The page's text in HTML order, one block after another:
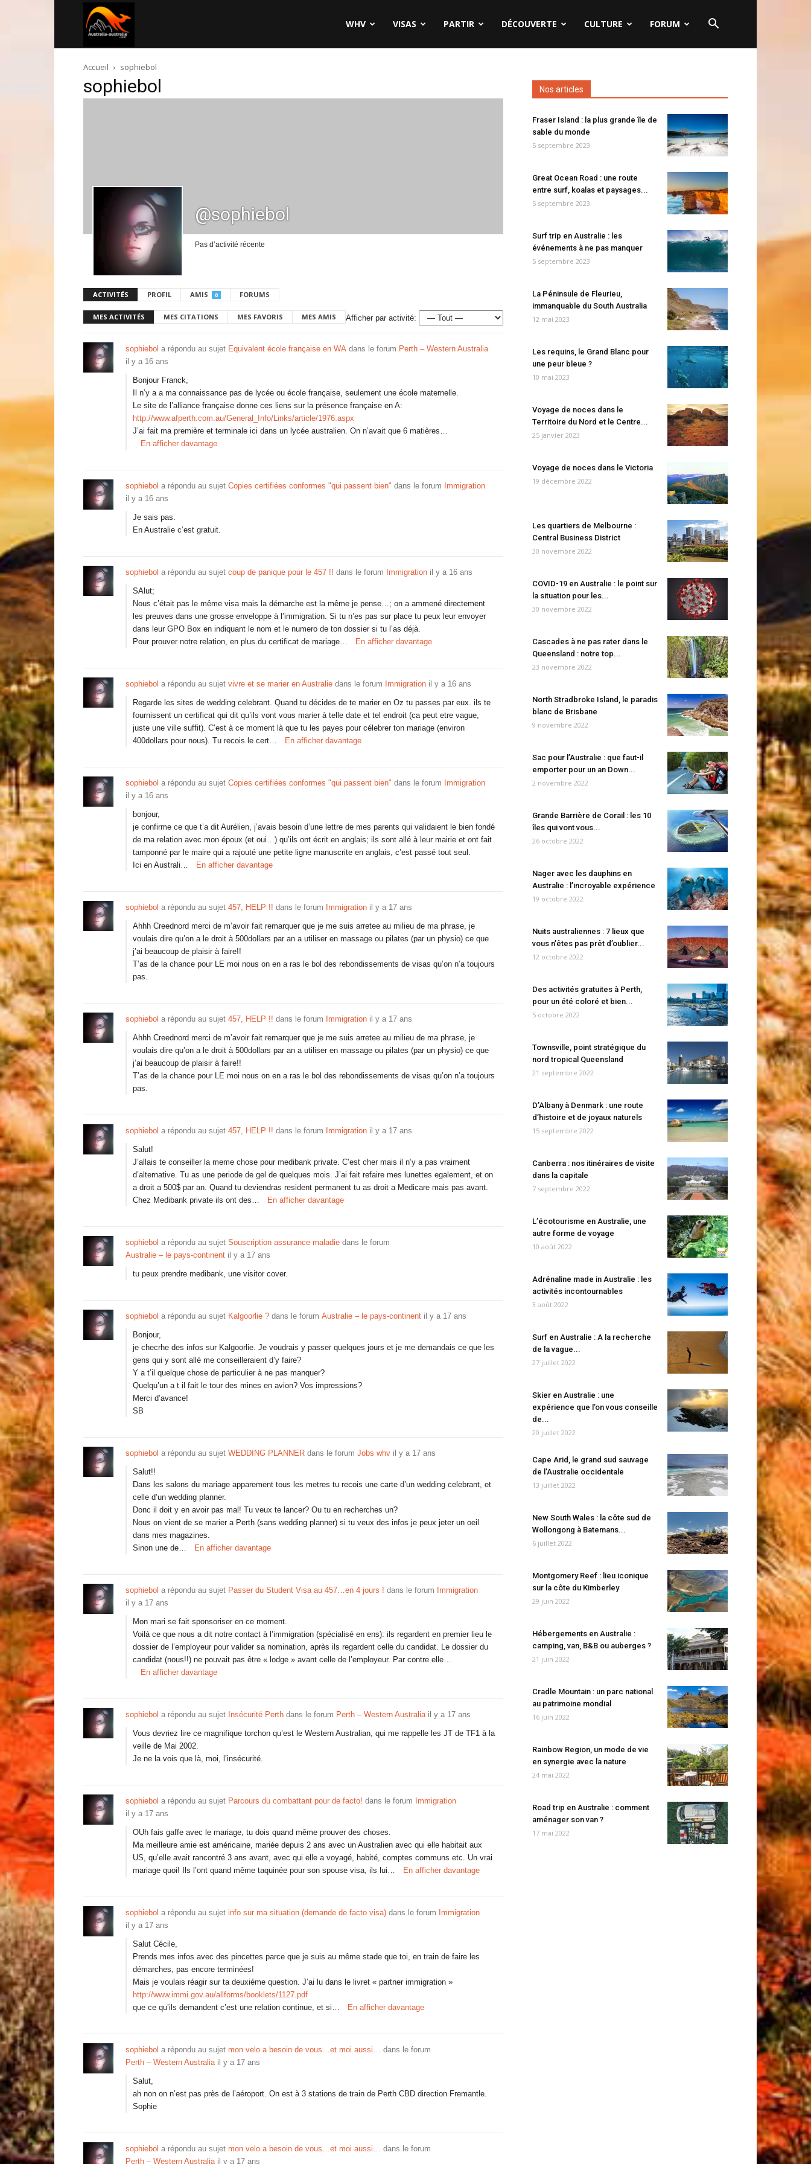
australie.com
WHV VISAS PARTIR DÉCOUVERTE CULTURE FORUM
Accueil sophiebol
sophiebol
@sophiebol
Pas d’activité récente
ACTIVITÉS PROFIL AMIS 0 FORUMS
MES ACTIVITÉS MES CITATIONS MES FAVORIS MES AMIS Afficher par activité:
sophiebol a répondu au sujet Equivalent école française en WA dans le forum Perth – Western Australia
il y a 16 ans
Bonjour Franck,
Il n’y a a ma connaissance pas de lycée ou école française, seulement une école maternelle.
Le site de l’alliance française donne ces liens sur la présence française en A:
http://www.afperth.com.au/General_Info/Links/article/1976.aspx
J’ai fait ma première et terminale ici dans un lycée australien. On n’avait que 6 matières…
En afficher davantage
sophiebol a répondu au sujet Copies certifiées conformes "qui passent bien" dans le forum Immigration
il y a 16 ans
Je sais pas.
En Australie c’est gratuit.
sophiebol a répondu au sujet coup de panique pour le 457 !! dans le forum Immigration il y a 16 ans
SAlut;
Nous c’était pas le même visa mais la démarche est la même je pense…; on a ammené directement
les preuves dans une grosse enveloppe à l’immigration. Si tu n’es pas sur place tu peux leur envoyer
dans leur GPO Box en indiquant le nom et le numero de ton dossier si tu l’as déjà.
Pour prouver notre relation, en plus du certificat de mariage…
En afficher davantage
sophiebol a répondu au sujet vivre et se marier en Australie dans le forum Immigration il y a 16 ans
Regarde les sites de wedding celebrant. Quand tu décides de te marier en Oz tu passes par eux. ils te
fournissent un certificat qui dit qu’ils vont vous marier à telle date et tel endroit (ca peut etre vague,
juste une ville suffit). C’est à ce moment là que tu les payes pour célebrer ton mariage (environ
400dollars pour nous). Tu recois le cert…
En afficher davantage
sophiebol a répondu au sujet Copies certifiées conformes "qui passent bien" dans le forum Immigration
il y a 16 ans
bonjour,
je confirme ce que t’a dit Aurélien, j’avais besoin d’une lettre de mes parents qui validaient le bien fondé
de ma relation avec mon époux (et oui…) qu’ils ont écrit en anglais; ils sont allé à leur mairie et ont fait
tamponné par le maire qui a rajouté une petite ligne manuscrite en anglais, c’est passé tout seul.
Ici en Australi…
En afficher davantage
sophiebol a répondu au sujet 457, HELP !! dans le forum Immigration il y a 17 ans
Ahhh Creednord merci de m’avoir fait remarquer que je me suis arretee au milieu de ma phrase, je
voulais dire qu’on a le droit à 500dollars par an a utiliser en massage ou pilates (par un physio) ce que
j’ai beaucoup de plaisir à faire!!
T’as de la chance pour LE moi nous on en a ras le bol des rebondissements de visas qu’on n’a toujours
pas.
sophiebol a répondu au sujet 457, HELP !! dans le forum Immigration il y a 17 ans
Ahhh Creednord merci de m’avoir fait remarquer que je me suis arretee au milieu de ma phrase, je
voulais dire qu’on a le droit à 500dollars par an a utiliser en massage ou pilates (par un physio) ce que
j’ai beaucoup de plaisir à faire!!
T’as de la chance pour LE moi nous on en a ras le bol des rebondissements de visas qu’on n’a toujours
pas.
sophiebol a répondu au sujet 457, HELP !! dans le forum Immigration il y a 17 ans
Salut!
J’allais te conseiller la meme chose pour medibank private. C’est cher mais il n’y a pas vraiment
d’alternative. Tu as une periode de gel de quelques mois. J’ai fait refaire mes lunettes egalement, et on
a droit a 500$ par an. Quand tu deviendras resident permanent tu as droit a Medicare mais pas avant.
Chez Medibank private ils ont des…
En afficher davantage
sophiebol a répondu au sujet Souscription assurance maladie dans le forum
Australie – le pays-continent il y a 17 ans
tu peux prendre medibank, une visitor cover.
sophiebol a répondu au sujet Kalgoorlie ? dans le forum Australie – le pays-continent il y a 17 ans
Bonjour,
je checrhe des infos sur Kalgoorlie. Je voudrais y passer quelques jours et je me demandais ce que les
gens qui y sont allé me conseilleraient d’y faire?
Y a t’il quelque chose de particulier à ne pas manquer?
Quelqu’un a t il fait le tour des mines en avion? Vos impressions?
Merci d’avance!
SB
sophiebol a répondu au sujet WEDDING PLANNER dans le forum Jobs whv il y a 17 ans
Salut!!
Dans les salons du mariage apparement tous les metres tu recois une carte d’un wedding celebrant, et
celle d’un wedding planner.
Donc il doit y en avoir pas mal! Tu veux te lancer? Ou tu en recherches un?
Nous on vient de se marier a Perth (sans wedding planner) si tu veux des infos je peux jeter un oeil
dans mes magazines.
Sinon une de…
En afficher davantage
sophiebol a répondu au sujet Passer du Student Visa au 457…en 4 jours ! dans le forum Immigration
il y a 17 ans
Mon mari se fait sponsoriser en ce moment.
Voilà ce que nous a dit notre contact à l’immigration (spécialisé en ens): ils regardent en premier lieu le
dossier de l’employeur pour valider sa nomination, après ils regardent celle du candidat. Le dossier du
candidat (nous!!) ne pouvait pas être « lodge » avant celle de l’employeur. Par contre elle…
En afficher davantage
sophiebol a répondu au sujet Insécurité Perth dans le forum Perth – Western Australia il y a 17 ans
Vous devriez lire ce magnifique torchon qu’est le Western Australian, qui me rappelle les JT de TF1 à la
veille de Mai 2002.
Je ne la vois que là, moi, l’insécurité.
sophiebol a répondu au sujet Parcours du combattant pour de facto! dans le forum Immigration
il y a 17 ans
OUh fais gaffe avec le mariage, tu dois quand même prouver des choses.
Ma meilleure amie est américaine, mariée depuis 2 ans avec un Australien avec qui elle habitait aux
US, qu’elle avait rancontré 3 ans avant, avec qui elle a voyagé, habité, comptes communs etc. Un vrai
mariage quoi! Ils l’ont quand même taquinée pour son spouse visa, ils lui…
En afficher davantage
sophiebol a répondu au sujet info sur ma situation (demande de facto visa) dans le forum Immigration
il y a 17 ans
Salut Cécile,
Prends mes infos avec des pincettes parce que je suis au même stade que toi, en train de faire les
démarches, pas encore terminées!
Mais je voulais réagir sur ta deuxième question. J’ai lu dans le livret « partner immigration »
http://www.immi.gov.au/allforms/booklets/1127.pdf
que ce qu’ils demandent c’est une relation continue, et si…
En afficher davantage
sophiebol a répondu au sujet mon velo a besoin de vous…et moi aussi… dans le forum
Perth – Western Australia il y a 17 ans
Salut,
ah non on n’est pas près de l’aéroport. On est à 3 stations de train de Perth CBD direction Fremantle.
Sophie
sophiebol a répondu au sujet mon velo a besoin de vous…et moi aussi… dans le forum
Perth – Western Australia il y a 17 ans
Nos articles
Fraser Island : la plus grande île de
sable du monde
5 septembre 2023
Great Ocean Road : une route
entre surf, koalas et paysages...
5 septembre 2023
Surf trip en Australie : les
événements à ne pas manquer
5 septembre 2023
La Péninsule de Fleurieu,
immanquable du South Australia
12 mai 2023
Les requins, le Grand Blanc pour
une peur bleue ?
10 mai 2023
Voyage de noces dans le
Territoire du Nord et le Centre...
25 janvier 2023
Voyage de noces dans le Victoria
19 décembre 2022
Les quartiers de Melbourne :
Central Business District
30 novembre 2022
COVID-19 en Australie : le point sur
la situation pour les...
30 novembre 2022
Cascades à ne pas rater dans le
Queensland : notre top...
23 novembre 2022
North Stradbroke Island, le paradis
blanc de Brisbane
9 novembre 2022
Sac pour l’Australie : que faut-il
emporter pour un an Down...
2 novembre 2022
Grande Barrière de Corail : les 10
îles qui vont vous...
26 octobre 2022
Nager avec les dauphins en
Australie : l’incroyable expérience
19 octobre 2022
Nuits australiennes : 7 lieux que
vous n’êtes pas prêt d’oublier...
12 octobre 2022
Des activités gratuites à Perth,
pour un été coloré et bien...
5 octobre 2022
Townsville, point stratégique du
nord tropical Queensland
21 septembre 2022
D’Albany à Denmark : une route
d’histoire et de joyaux naturels
15 septembre 2022
Canberra : nos itinéraires de visite
dans la capitale
7 septembre 2022
L’écotourisme en Australie, une
autre forme de voyage
10 août 2022
Adrénaline made in Australie : les
activités incontournables
3 août 2022
Surf en Australie : A la recherche
de la vague...
27 juillet 2022
Skier en Australie : une
expérience que l’on vous conseille
de...
20 juillet 2022
Cape Arid, le grand sud sauvage
de l’Australie occidentale
13 juillet 2022
New South Wales : la côte sud de
Wollongong à Batemans...
6 juillet 2022
Montgomery Reef : lieu iconique
sur la côte du Kimberley
29 juin 2022
Hébergements en Australie :
camping, van, B&B ou auberges ?
21 juin 2022
Cradle Mountain : un parc national
au patrimoine mondial
16 juin 2022
Rainbow Region, un mode de vie
en synergie avec la nature
24 mai 2022
Road trip en Australie : comment
aménager son van ?
17 mai 2022